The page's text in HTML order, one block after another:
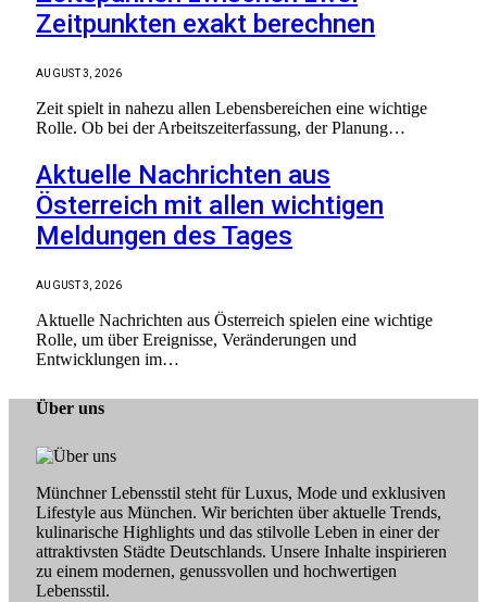
Zeitpunkten exakt berechnen
AUGUST 3, 2026
Zeit spielt in nahezu allen Lebensbereichen eine wichtige
Rolle. Ob bei der Arbeitszeiterfassung, der Planung…
Aktuelle Nachrichten aus
Österreich mit allen wichtigen
Meldungen des Tages
AUGUST 3, 2026
Aktuelle Nachrichten aus Österreich spielen eine wichtige
Rolle, um über Ereignisse, Veränderungen und
Entwicklungen im…
Über uns
Münchner Lebensstil steht für Luxus, Mode und exklusiven
Lifestyle aus München. Wir berichten über aktuelle Trends,
kulinarische Highlights und das stilvolle Leben in einer der
attraktivsten Städte Deutschlands. Unsere Inhalte inspirieren
zu einem modernen, genussvollen und hochwertigen
Lebensstil.